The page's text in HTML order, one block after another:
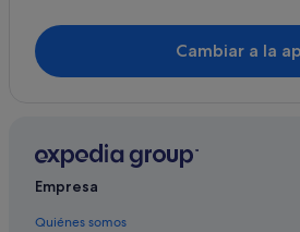
Hoteles románticos en Prosperidad
Hoteles baratos en Madrid
Cambiar a la
Empresa
Quiénes somos